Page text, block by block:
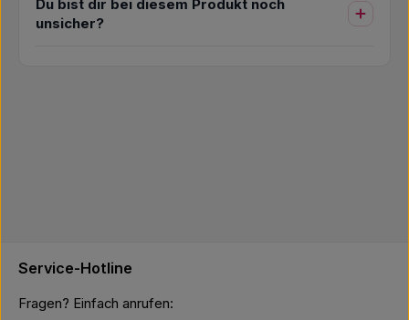
Du bist dir bei diesem Produkt noch
unsicher?
Service-Hotline
Fragen? Einfach anrufen: